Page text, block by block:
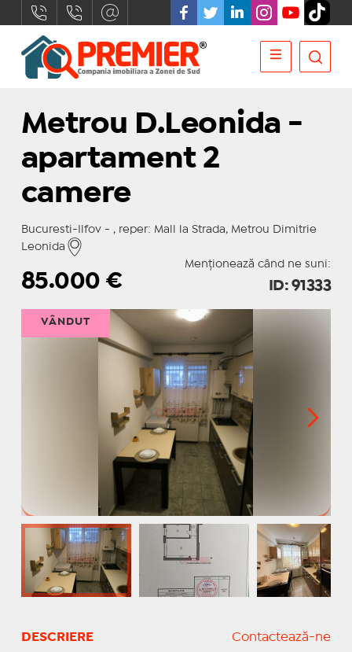
Metrou D.Leonida -
apartament 2
camere
Bucuresti-Ilfov - , reper: Mall la Strada, Metrou Dimitrie
Leonida
Menționează când ne suni:
85.000€ ID: 91333
VÂNDUT
DESCRIERE Contactează-ne